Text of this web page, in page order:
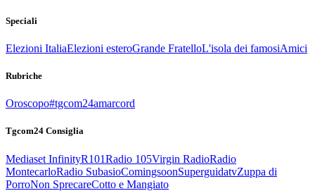
Speciali
Elezioni ItaliaElezioni esteroGrande FratelloL'isola dei famosiAmici
Rubriche
Oroscopo#tgcom24amarcord
Tgcom24 Consiglia
Mediaset InfinityR101Radio 105Virgin RadioRadio
MontecarloRadio SubasioComingsoonSuperguidatvZuppa di
PorroNon SprecareCotto e Mangiato